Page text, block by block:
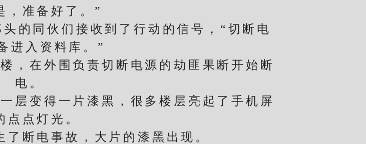
准备好了。”
同伙们接收到了行动的信号，“切断电
进入资料库。”
在外围负责切断电源的劫匪果断开始断
电。
变得一片漆黑，很多楼层亮起了手机屏
点点灯光。
断电事故，大片的漆黑出现。